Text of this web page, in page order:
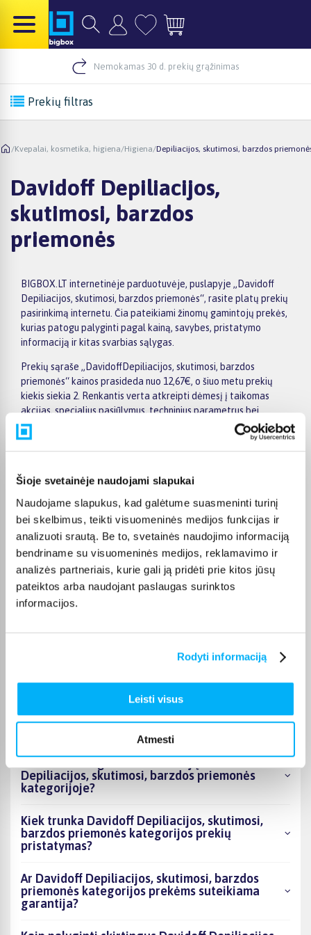
Šioje svetainėje naudojami slapukai
Naudojame slapukus, kad galėtume suasmeninti turinį
bei skelbimus, teikti visuomeninės medijos funkcijas ir
analizuoti srautą. Be to, svetainės naudojimo informaciją
bendriname su visuomeninės medijos, reklamavimo ir
analizės partneriais, kurie gali ją pridėti prie kitos jūsų
pateiktos arba naudojant paslaugas surinktos
informacijos.
Rodyti informaciją
Leisti visus
Atmesti
Nemokamas 30 d. prekių grąžinimas
Prekių filtras
/Kvepalai, kosmetika, higiena/Higiena/Depiliacijos, skutimosi, barzdos
Davidoff Depiliacijos,
skutimosi, barzdos
priemonės
BIGBOX.LT internetinėje parduotuvėje, puslapyje „Davidoff
Depiliacijos, skutimosi, barzdos priemonės“, rasite platų prekių
pasirinkimą internetu. Čia pateikiami žinomų gamintojų prekės,
kurias patogu palyginti pagal kainą, savybes, pristatymo
informaciją ir kitas svarbias sąlygas.
Prekių sąraše „DavidoffDepiliacijos, skutimosi, barzdos
priemonės“ kainos prasideda nuo 12,67€, o šiuo metu prekių
kiekis siekia 2. Renkantis verta atkreipti dėmesį į taikomas
akcijas, specialius pasiūlymus, techninius parametrus bei
papildomas pirkimo sąlygas, kad būtų lengviau išsirinkti
geriausiai jūsų poreikius atitinkantį variantą.
susiaurinti asortimentą ir greičiau rasti tinkamą prekę.
priemonės“ pasiūlymus BIGBOX.LT, palyginkite prekes ir pirkite
internetu patogiai. Pasirinktą prekę pristatysime per jos
aprašyme nurodytą terminą.
DUK
priemonės kategorijoje esantys produktai šiuo
Kiek prekių yra Davidoff Depiliacijos, skutimosi,
barzdos priemonės kategorijos asortimente ir
Depiliacijos, skutimosi, barzdos priemonės
kategorijoje?
Kiek trunka Davidoff Depiliacijos, skutimosi,
barzdos priemonės kategorijos prekių
pristatymas?
Ar Davidoff Depiliacijos, skutimosi, barzdos
priemonės kategorijos prekėms suteikiama
garantija?